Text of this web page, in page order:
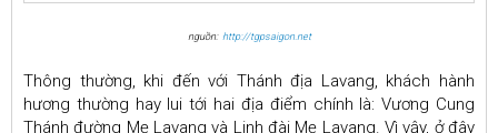
nguồn: http://tgpsaigon.net
Thông thường, khi đến với Thánh địa Lavang, khách hành
hương thường hay lui tới hai địa điểm chính là: Vương Cung
Thánh đường Mẹ Lavang và Linh đài Mẹ Lavang. Vì vậy, ở đây